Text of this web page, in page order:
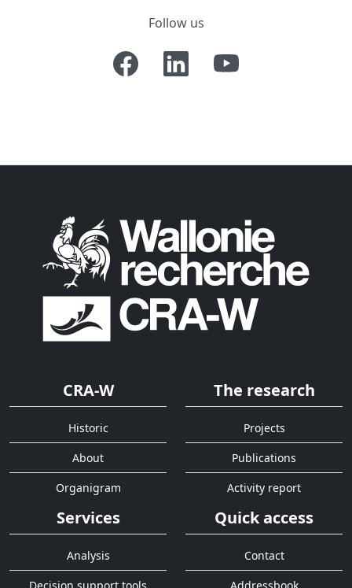
Follow us
CRA-W
Historic
About
Organigram
The research
Projects
Publications
Activity report
Services
Analysis
Quick access
Contact